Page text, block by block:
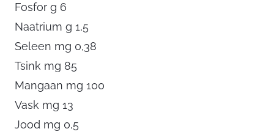
Fosfor g 6
Naatrium g 1,5
Seleen mg 0,38
Tsink mg 85
Mangaan mg 100
Vask mg 13
Jood mg 0,5